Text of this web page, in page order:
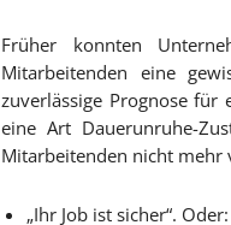
Früher konnten
Mitarbeitenden eine
zuverlässige Prognose für
eine Art Dauerunruhe-
Mitarbeitenden nicht mehr
„Ihr Job ist sicher“. Oder: